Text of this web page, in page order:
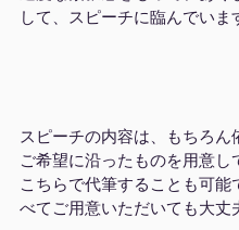
して、スピーチに臨んでいま
スピーチの内容は、もちろん
ご希望に沿ったものを用意し
こちらで代筆することも可能
べてご用意いただいても大丈